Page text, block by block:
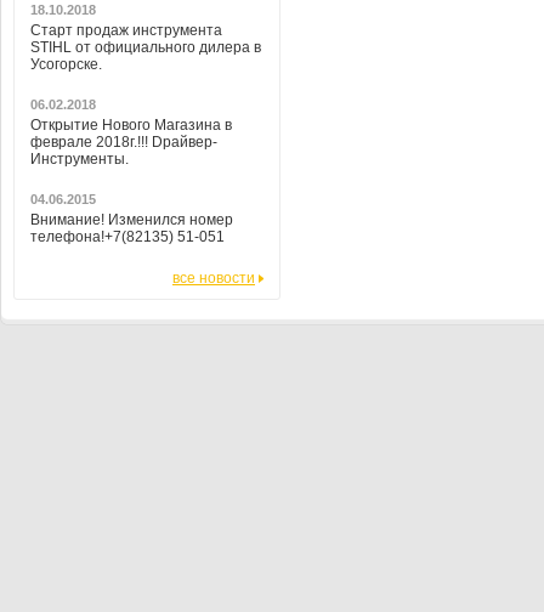
18.10.2018
Старт продаж инструмента
STIHL от официального дилера в
Усогорске.
06.02.2018
Открытие Нового Магазина в
феврале 2018г.!!! Dрайвер-
Инструменты.
04.06.2015
Внимание! Изменился номер
телефона!+7(82135) 51-051
все новости